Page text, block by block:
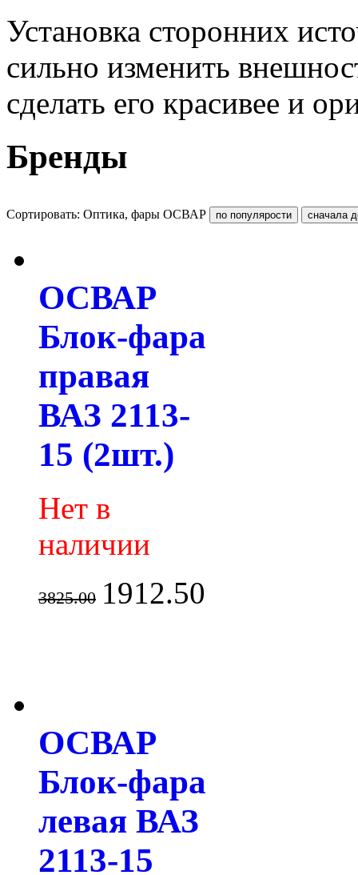
Установка сторонних
сильно изменить
сделать его красивее и
Бренды
Сортировать: Оптика, фары ОСВАР
ОСВАР
Блок-фара
правая
ВАЗ 2113-
15 (2шт.)
Нет в
наличии
3825.00 1912.50
ОСВАР
Блок-фара
левая ВАЗ
2113-15